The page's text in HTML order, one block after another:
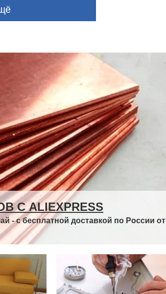
ALIEXPRESS
- с бесплатной доставкой по России от